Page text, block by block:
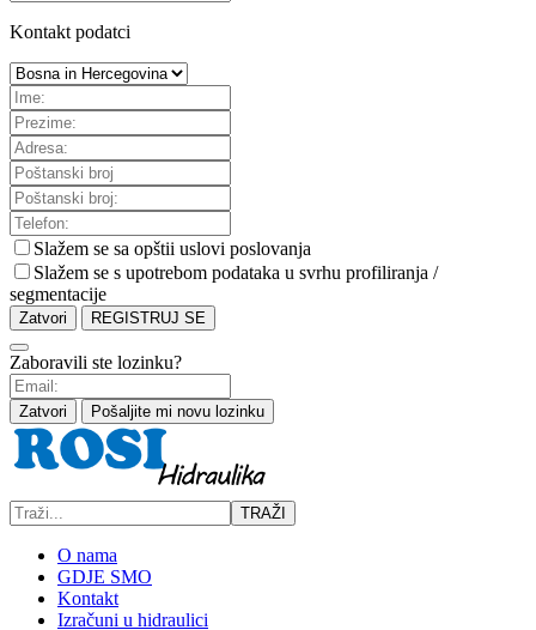
Kontakt podatci
Slažem se sa opštii uslovi poslovanja
Slažem se s upotrebom podataka u svrhu profiliranja /
segmentacije
Zatvori REGISTRUJ SE
Zaboravili ste lozinku?
Zatvori Pošaljite mi novu lozinku
TRAŽI
O nama
GDJE SMO
Kontakt
Izračuni u hidraulici